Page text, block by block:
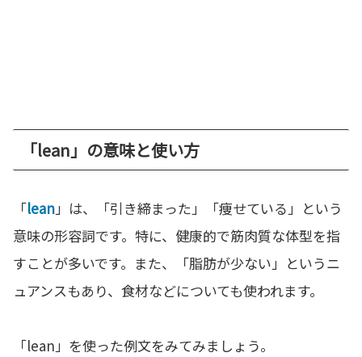
「lean」の意味と使い方
「lean」は、「引き締まった」「痩せている」という
意味の形容詞です。特に、健康的で筋肉質な体型を指
すことが多いです。また、「脂肪が少ない」というニ
ュアンスもあり、食材などについても使われます。
「lean」を使った例文をみてみましょう。